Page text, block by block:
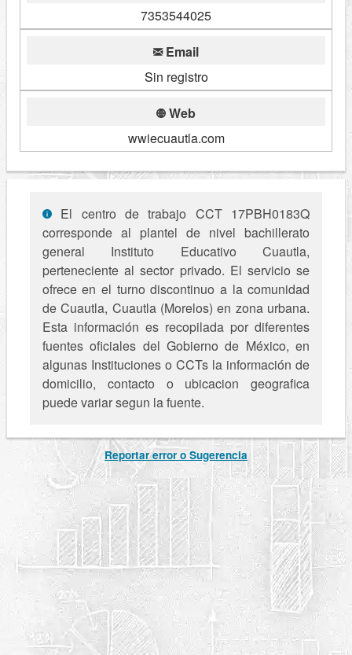
7353544025
Email
Sin registro
Web
wwiecuautla.com
El centro de trabajo CCT 17PBH0183Q
corresponde al plantel de nivel bachillerato
general Instituto Educativo Cuautla,
perteneciente al sector privado. El servicio se
ofrece en el turno discontinuo a la comunidad
de Cuautla, Cuautla (Morelos) en zona urbana.
Esta información es recopilada por diferentes
fuentes oficiales del Gobierno de México, en
algunas Instituciones o CCTs la información de
domicilio, contacto o ubicacion geografica
puede variar segun la fuente.
Reportar error o Sugerencia